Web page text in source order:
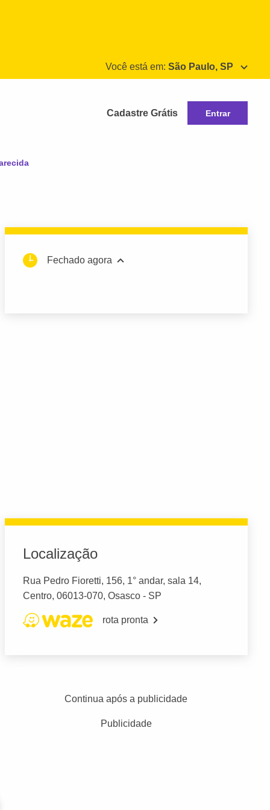
Você está em: São Paulo, SP
Cadastre Grátis Entrar
Fechado agora
Localização
Rua Pedro Fioretti, 156, 1° andar, sala 14,
Centro, 06013-070, Osasco - SP
rota pronta
Continua após a publicidade
Publicidade